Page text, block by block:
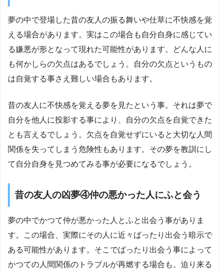
夢の中で登場した昔の友人の振る舞いや仕草に不快感を覚
える場合があります。実はこの場合も自分自身に感じてい
る嫌悪が形となって現れた可能性があります。どんな人に
も何かしらの欠点はあるでしょう。自分の欠点というもの
は自覚する事さえ難しい場合もあります。
昔の友人に不快感を覚える夢を見たという事。それは夢で
自分を他人に投影する事により、自分の欠点を自覚できた
とも言えるでしょう。欠点を自覚せずにいると大切な人間
関係を失ってしまう危険性もあります。その夢を教訓にし
て自分自身を見つめてみる事が必要になるでしょう。
昔の友人の凶夢④仲の悪かった人にふと会う
夢の中でかつて仲が悪かった人とふと出会う事がありま
す。この場合、実際にその人に近々ばったり出会う暗示で
ある可能性があります。そこでばったり出会う事によって
かつての人間関係のトラブルが再燃する場合も。迫り来る